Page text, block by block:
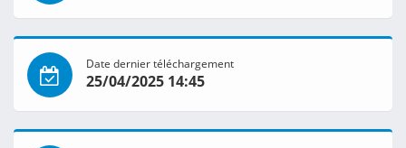
Date dernier téléchargement
25/04/2025 14:45